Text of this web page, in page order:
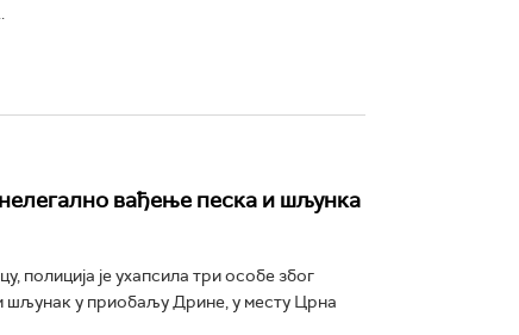
вађење песка и шљунка
полиција је ухапсила три особе због
шљунак у приобаљу Дрине, у месту Црна